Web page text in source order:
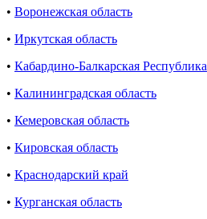
• Воронежская область
• Иркутская область
• Кабардино-Балкарская Республика
• Калининградская область
• Кемеровская область
• Кировская область
• Краснодарский край
• Курганская область